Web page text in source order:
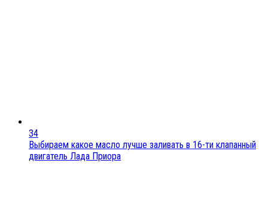
34
Выбираем какое масло лучше заливать в 16-ти клапанный
двигатель Лада Приора